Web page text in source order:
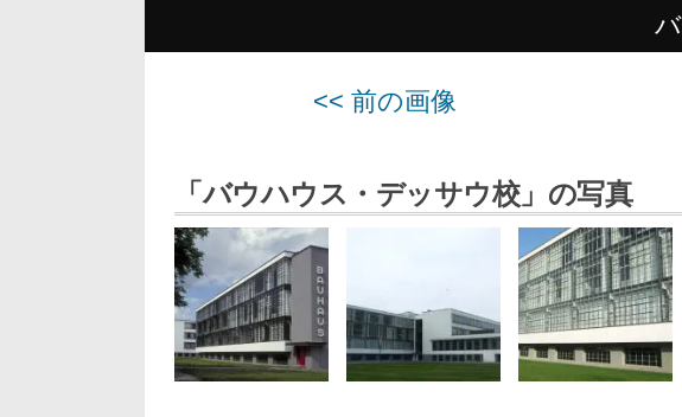
<< 前の画像
「バウハウス・デッサウ校」の写真